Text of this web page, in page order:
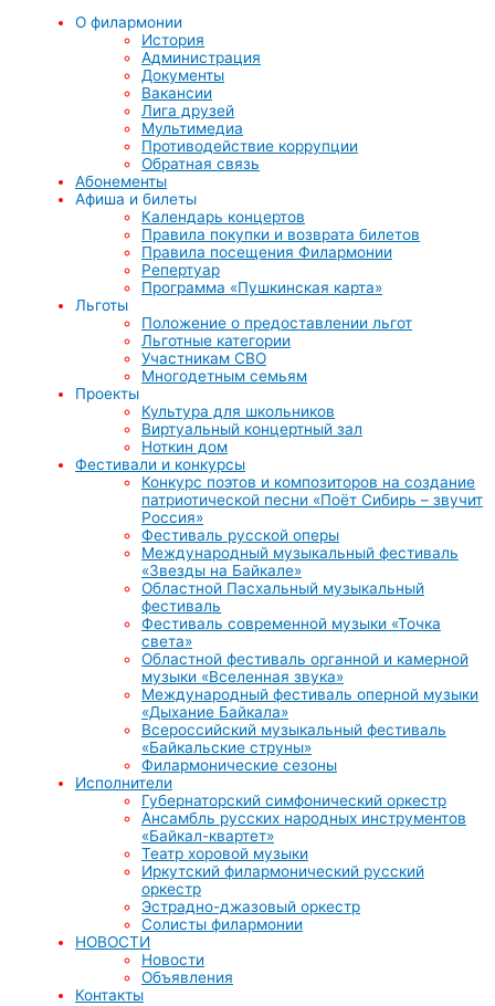
О филармонии
История
Администрация
Документы
Вакансии
Лига друзей
Мультимедиа
Противодействие коррупции
Обратная связь
Абонементы
Афиша и билеты
Календарь концертов
Правила покупки и возврата билетов
Правила посещения Филармонии
Репертуар
Программа «Пушкинская карта»
Льготы
Положение о предоставлении льгот
Льготные категории
Участникам СВО
Многодетным семьям
Проекты
Культура для школьников
Виртуальный концертный зал
Ноткин дом
Фестивали и конкурсы
Конкурс поэтов и композиторов на создание
патриотической песни «Поёт Сибирь – звучит
Россия»
Фестиваль русской оперы
Международный музыкальный фестиваль
«Звезды на Байкале»
Областной Пасхальный музыкальный
фестиваль
Фестиваль современной музыки «Точка
света»
Областной фестиваль органной и камерной
музыки «Вселенная звука»
Международный фестиваль оперной музыки
«Дыхание Байкала»
Всероссийский музыкальный фестиваль
«Байкальские струны»
Филармонические сезоны
Исполнители
Губернаторский симфонический оркестр
Ансамбль русских народных инструментов
«Байкал-квартет»
Театр хоровой музыки
Иркутский филармонический русский
оркестр
Эстрадно-джазовый оркестр
Солисты филармонии
НОВОСТИ
Новости
Объявления
Контакты